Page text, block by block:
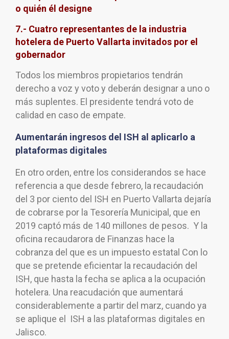
o quién él designe
7.- Cuatro representantes de la industria
hotelera de Puerto Vallarta invitados por el
gobernador
Todos los miembros propietarios tendrán
derecho a voz y voto y deberán designar a uno o
más suplentes. El presidente tendrá voto de
calidad en caso de empate.
Aumentarán ingresos del ISH al aplicarlo a
plataformas digitales
En otro orden, entre los considerandos se hace
referencia a que desde febrero, la recaudación
del 3 por ciento del ISH en Puerto Vallarta dejaría
de cobrarse por la Tesorería Municipal, que en
2019 captó más de 140 millones de pesos. Y la
oficina recaudarora de Finanzas hace la
cobranza del que es un impuesto estatal Con lo
que se pretende eficientar la recaudación del
ISH, que hasta la fecha se aplica a la ocupación
hotelera. Una reacudación que aumentará
considerablemente a partir del marz, cuando ya
se aplique el ISH a las plataformas digitales en
Jalisco.